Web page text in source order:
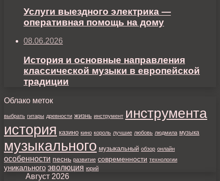
Услуги выездного электрика —
оперативная помощь на дому
08.06.2026
История и основные направления
классической музыки в европейской
традиции
Облако меток
выбрать гитары древности жизнь инструмент инструмента
история казино кино король лучшие любовь людмила музыка
музыкального музыкальный обзор онлайн
особенности песнь развитие современности технологии
уникального эволюция юрий
Август 2026